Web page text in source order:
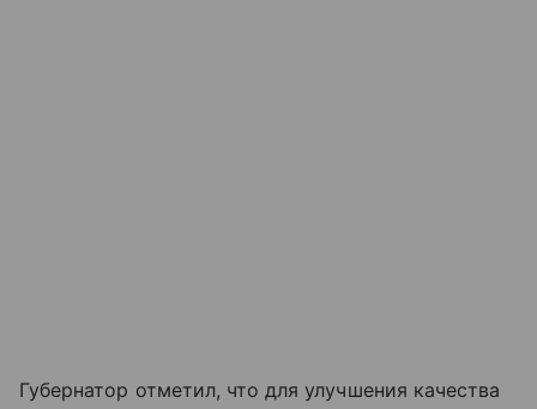
Губернатор отметил, что для улучшения качества